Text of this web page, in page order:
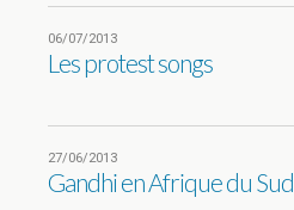
06/07/2013
Les protest songs
27/06/2013
Gandhi en Afrique du Sud